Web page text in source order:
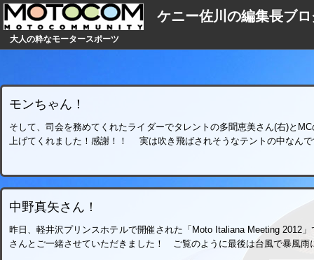
ケニー佐川の編集長ブロ
大人の粋なモータースポーツ
モンちゃん！
そして、司会を務めてくれたライダーでタレントの多聞恵美さん(右)と
上げてくれました！感謝！！ 実は吹き飛ばされそうなテントの中なん
中野真矢さん！
昨日、軽井沢プリンスホテルで開催された「Moto Italiana Meeting 2012
さんとご一緒させていただきました！ ご覧のように最後は台風で暴風雨